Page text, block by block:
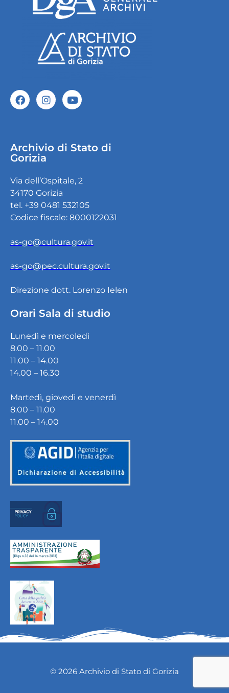
Archivio di Stato di
Gorizia
Via dell’Ospitale, 2
34170 Gorizia
tel. +39 0481 532105
Codice fiscale: 8000122031
as-go@cultura.gov.it
as-go@pec.cultura.gov.it
Direzione dott. Lorenzo Ielen
Orari Sala di studio
Lunedì e mercoledì
8.00 – 11.00
11.00 – 14.00
14.00 – 16.30
Martedì, giovedì e venerdì
8.00 – 11.00
11.00 – 14.00
© 2026 Archivio di Stato di Gorizia